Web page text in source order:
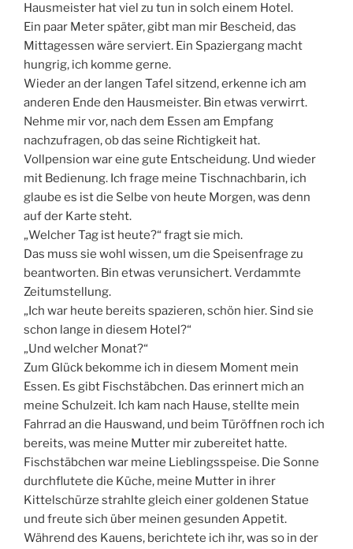
Hausmeister hat viel zu tun in solch einem Hotel.
Ein paar Meter später, gibt man mir Bescheid, das
Mittagessen wäre serviert. Ein Spaziergang macht
hungrig, ich komme gerne.
Wieder an der langen Tafel sitzend, erkenne ich am
anderen Ende den Hausmeister. Bin etwas verwirrt.
Nehme mir vor, nach dem Essen am Empfang
nachzufragen, ob das seine Richtigkeit hat.
Vollpension war eine gute Entscheidung. Und wieder
mit Bedienung. Ich frage meine Tischnachbarin, ich
glaube es ist die Selbe von heute Morgen, was denn
auf der Karte steht.
„Welcher Tag ist heute?“ fragt sie mich.
Das muss sie wohl wissen, um die Speisenfrage zu
beantworten. Bin etwas verunsichert. Verdammte
Zeitumstellung.
„Ich war heute bereits spazieren, schön hier. Sind sie
schon lange in diesem Hotel?“
„Und welcher Monat?“
Zum Glück bekomme ich in diesem Moment mein
Essen. Es gibt Fischstäbchen. Das erinnert mich an
meine Schulzeit. Ich kam nach Hause, stellte mein
Fahrrad an die Hauswand, und beim Türöffnen roch ich
bereits, was meine Mutter mir zubereitet hatte.
Fischstäbchen war meine Lieblingsspeise. Die Sonne
durchflutete die Küche, meine Mutter in ihrer
Kittelschürze strahlte gleich einer goldenen Statue
und freute sich über meinen gesunden Appetit.
Während des Kauens, berichtete ich ihr, was so in der